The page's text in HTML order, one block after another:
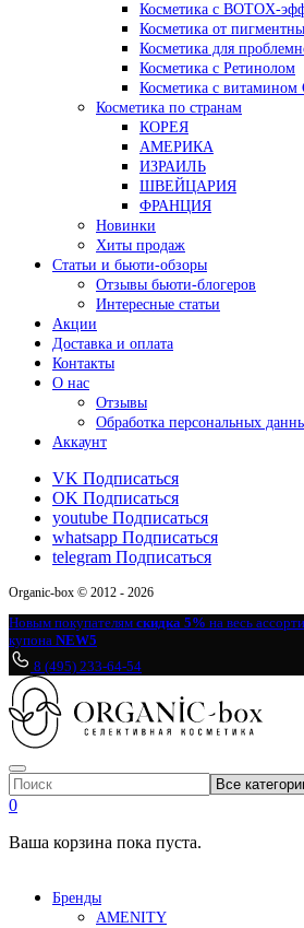
Косметика с BOTOX-
Косметика от
Косметика для
Косметика с Ретинолом
Косметика с витамином
Косметика по странам
КОРЕЯ
АМЕРИКА
ИЗРАИЛЬ
ШВЕЙЦАРИЯ
ФРАНЦИЯ
Новинки
Хиты продаж
Статьи и бьюти-обзоры
Отзывы бьюти-блогеров
Интересные статьи
Акции
Доставка и оплата
Контакты
О нас
Отзывы
Обработка персональных
Аккаунт
VK Подписаться
OK Подписаться
youtube Подписаться
whatsapp Подписаться
telegram Подписаться
Organic-box © 2012 - 2026
Новым покупателям скидка 5% на весь
купона NEW5
8 (495) 233-64-54
0
Ваша корзина пока пуста.
Бренды
AMENITY